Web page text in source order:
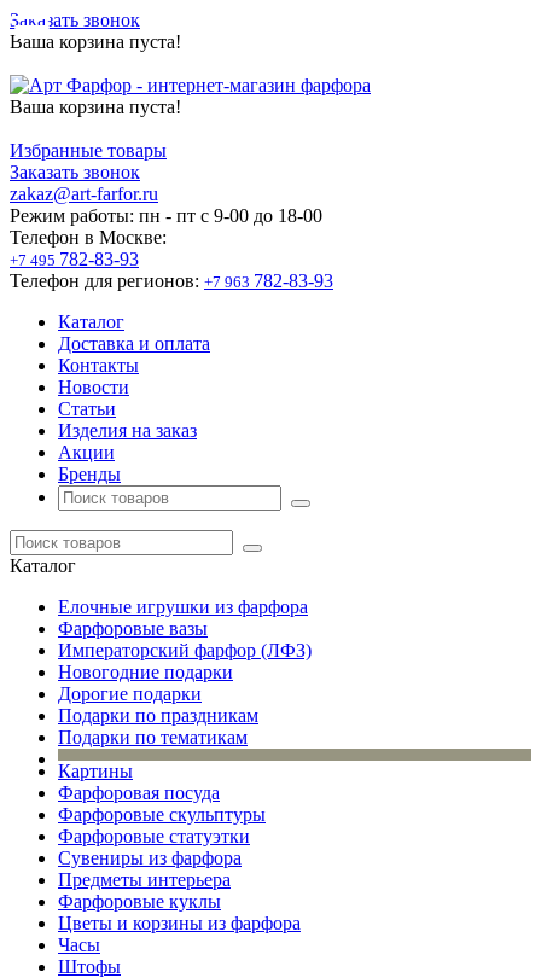
Заказать звонок
Ваша корзина пуста!
Ваша корзина пуста!
Избранные товары
Заказать звонок
zakaz@art-farfor.ru
Режим работы: пн - пт c 9-00 до 18-00
Телефон в Москве:
+7 495 782-83-93
Телефон для регионов: +7 963 782-83-93
Каталог
Доставка и оплата
Контакты
Новости
Статьи
Изделия на заказ
Акции
Бренды
Каталог
Елочные игрушки из фарфора
Фарфоровые вазы
Императорский фарфор (ЛФЗ)
Новогодние подарки
Дорогие подарки
Подарки по праздникам
Подарки по тематикам
Картины
Фарфоровая посуда
Фарфоровые скульптуры
Фарфоровые статуэтки
Сувениры из фарфора
Предметы интерьера
Фарфоровые куклы
Цветы и корзины из фарфора
Часы
Штофы